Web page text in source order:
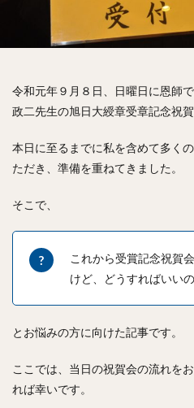
令和元年９月８日、日曜日に恩師
政二先生の旭日大綬章受章記念祝
本日に至るまでに私を含めて多く
ただき、準備を重ねてきました。
そこで、
これから受賞記念祝賀
けど、どうすればいい
とお悩みの方に向けた記事です。
ここでは、当日の祝賀会の流れを
れば幸いです。
妊産婦支援
女性の再就職支援
創業支援
不登校支援
放課後児童健
スーパーシティ
道路関連
SDGs
コミュニティータク
総務省
福島第一原子力発
授業
自治会 町会
町会・自治会への加入及び参加
東海市議会
豊川稲荷
防災
行政経営 小学校